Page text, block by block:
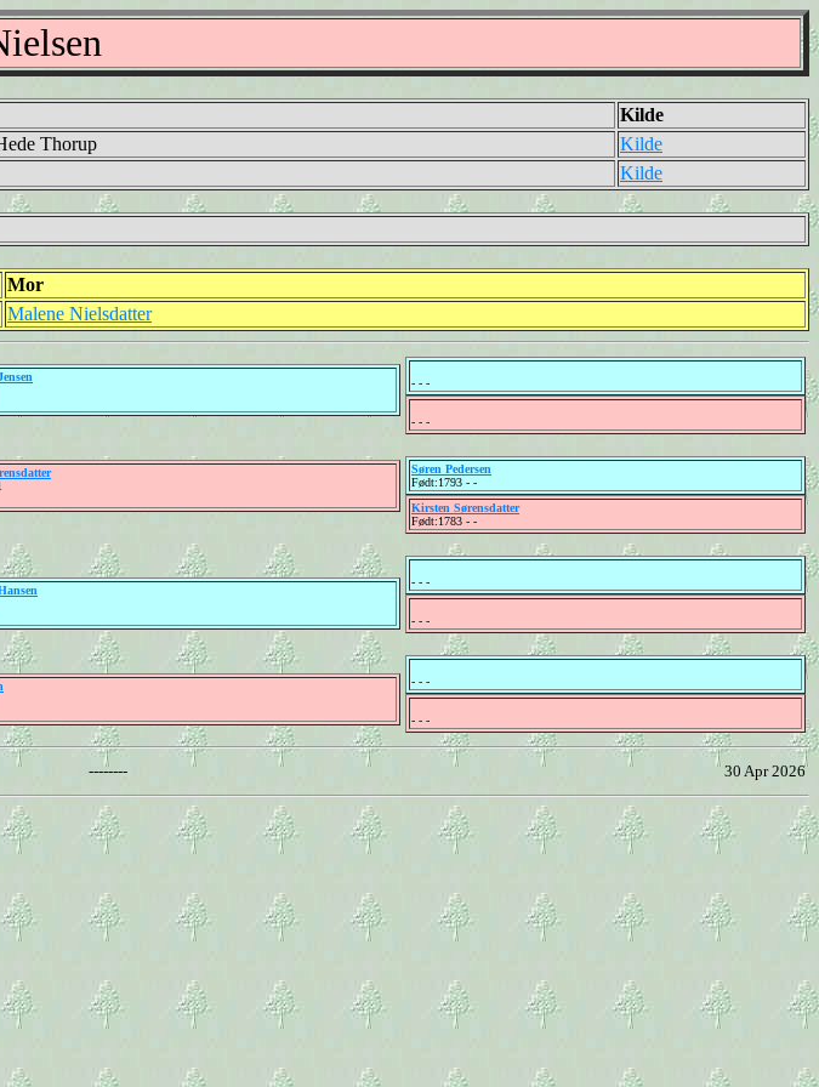
Kilde
Thorup
Kilde
Kilde
Mor
Malene Nielsdatter
- - -
- - -
Søren Pedersen
Født:1793 - -
Kirsten Sørensdatter
Født:1783 - -
- - -
- - -
- - -
- - -
-------- 30 Apr 2026